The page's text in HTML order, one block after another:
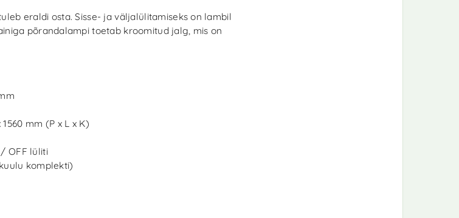
eraldi osta. Sisse- ja väljalülitamiseks on lambil
põrandalampi toetab kroomitud jalg, mis on
mm (P x L x K)
OFF lüliti
komplekti)